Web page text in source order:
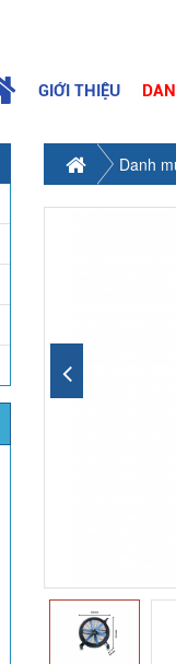
GIỚI THIỆU
Danh